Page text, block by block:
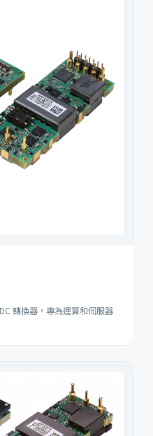
轉換器，專為運算和伺服器